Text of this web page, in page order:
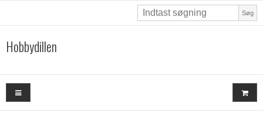
Søg
Hobbydillen